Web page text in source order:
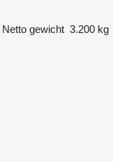
Netto gewicht 3.200 kg